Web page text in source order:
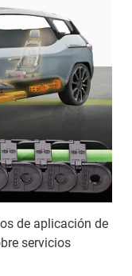
de aplicación de
servicios